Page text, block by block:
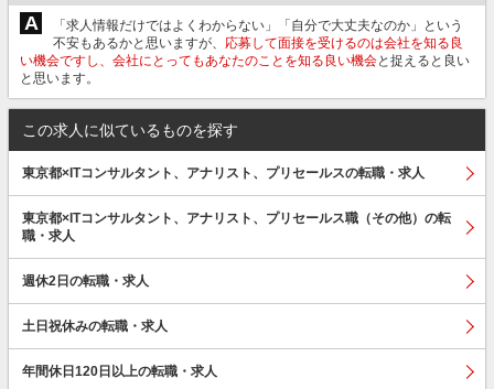
A
「求人情報だけではよくわからない」「自分で大丈夫なのか」という
不安もあるかと思いますが、 応募して面接を受けるのは会社を知る良
い機会ですし、会社にとってもあなたのことを知る良い機会と捉えると良い
と思います。
この求人に似ているものを探す
東京都×ITコンサルタント、アナリスト、プリセールスの転職・求人
東京都×ITコンサルタント、アナリスト、プリセールス職（その他）の転
職・求人
週休2日の転職・求人
土日祝休みの転職・求人
年間休日120日以上の転職・求人